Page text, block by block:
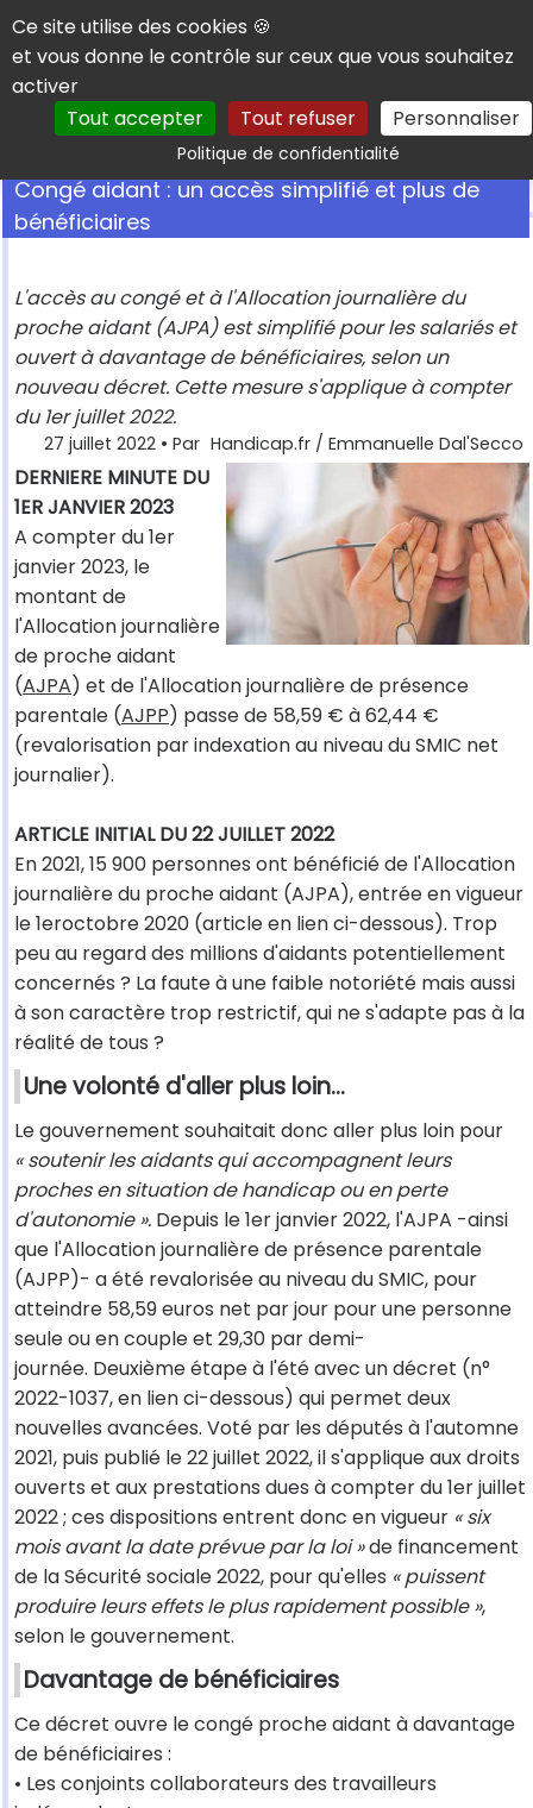
Panneau de gestion des cookies
Ce site utilise des cookies 🍪
et vous donne le contrôle sur ceux que vous souhaitez
activer
Tout accepter
Tout refuser Personnaliser
Politique de confidentialitéRechercher
Congé aidant : un accès simplifié et plus de
bénéficiaires
L'accès au congé et à l'Allocation journalière du
proche aidant (AJPA) est simplifié pour les salariés et
ouvert à davantage de bénéficiaires, selon un
nouveau décret. Cette mesure s'applique à compter
du 1er juillet 2022.
27 juillet 2022 • Par Handicap.fr / Emmanuelle Dal'Secco
DERNIERE MINUTE DU
1ER JANVIER 2023
A compter du 1er
janvier 2023, le
montant de
l'Allocation journalière
de proche aidant
(AJPA) et de l'Allocation journalière de présence
parentale (AJPP) passe de 58,59 € à 62,44 €
(revalorisation par indexation au niveau du SMIC net
journalier).
ARTICLE INITIAL DU 22 JUILLET 2022
En 2021, 15 900 personnes ont bénéficié de l'Allocation
journalière du proche aidant (AJPA), entrée en vigueur
le 1eroctobre 2020 (article en lien ci-dessous). Trop
peu au regard des millions d'aidants potentiellement
concernés ? La faute à une faible notoriété mais aussi
à son caractère trop restrictif, qui ne s'adapte pas à la
réalité de tous ?
Une volonté d'aller plus loin…
Le gouvernement souhaitait donc aller plus loin pour
« soutenir les aidants qui accompagnent leurs
proches en situation de handicap ou en perte
d'autonomie ». Depuis le 1er janvier 2022, l'AJPA -ainsi
que l'Allocation journalière de présence parentale
(AJPP)- a été revalorisée au niveau du SMIC, pour
atteindre 58,59 euros net par jour pour une personne
seule ou en couple et 29,30 par demi-
journée. Deuxième étape à l'été avec un décret (n°
2022-1037, en lien ci-dessous) qui permet deux
nouvelles avancées. Voté par les députés à l'automne
2021, puis publié le 22 juillet 2022, il s'applique aux droits
ouverts et aux prestations dues à compter du 1er juillet
2022 ; ces dispositions entrent donc en vigueur « six
mois avant la date prévue par la loi »de financement
de la Sécurité sociale 2022, pour qu'elles « puissent
produire leurs effets le plus rapidement possible »,
selon le gouvernement.
Davantage de bénéficiaires
Ce décret ouvre le congé proche aidant à davantage
de bénéficiaires :
• Les conjoints collaborateurs des travailleurs